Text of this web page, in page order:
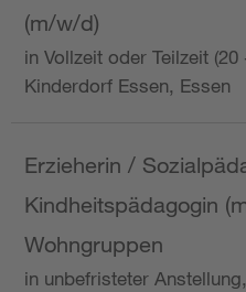
(m/w/d)
in Vollzeit oder Teilzeit
Kinderdorf Essen, Essen
Erzieherin /
Kindheitspädagogin
Wohngruppen
in unbefristeter